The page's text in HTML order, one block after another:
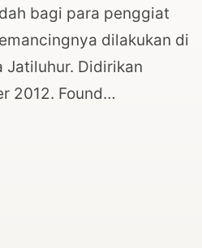
bagi para penggiat
dilakukan di
Jatiluhur. Didirikan
2012. Found…